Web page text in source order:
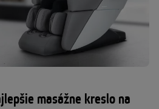
masážne kreslo na